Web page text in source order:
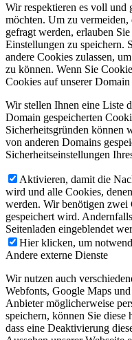
Wir respektieren es voll und
möchten. Um zu
gefragt werden, erlauben
Einstellungen zu speichern.
andere Cookies zulassen,
zu können. Wenn Sie
Cookies auf unserer Domain
Wir stellen Ihnen eine Liste
Domain gespeicherten
Sicherheitsgründen können
von anderen Domains
Sicherheitseinstellungen
Aktivieren, damit die
wird und alle Cookies,
werden. Wir benötigen zwei
gespeichert wird.
Seitenladen eingeblendet
Hier klicken, um
Andere externe Dienste
Wir nutzen auch
Webfonts, Google Maps
Anbieter möglicherweise
speichern, können Sie diese
dass eine Deaktivierung